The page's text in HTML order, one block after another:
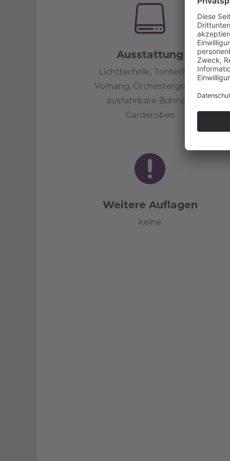

Ausstattung
Lichttechnik, Tontechnik,
Vorhang, Orchestergraben,
ausfahrbare Bühne &
Garderoben

Weitere Auflagen
keine